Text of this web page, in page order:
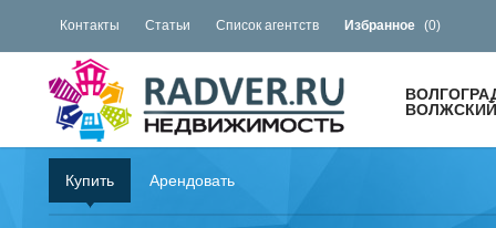
Контакты Статьи Список агентств Избранное (0)
ВОЛЖСКИЙ
Купить Арендовать